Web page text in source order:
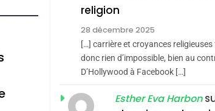
Meurtrière
Rapport
Contre
FRANCE ISRAÉL
FIÈRE, DIGNE ET
RÉSILIENTE :
religion
28 décembre 2025
[…] carrière et croyances religieuses
donc rien d’impossible, bien au
D’Hollywood à Facebook […]
Esther Eva Harbon
Produits Du